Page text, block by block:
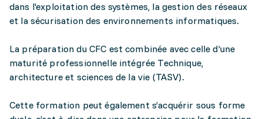
dans l'exploitation des systèmes, la gestion des réseaux
et la sécurisation des environnements informatiques.
La préparation du CFC est combinée avec celle d’une
maturité professionnelle intégrée Technique,
architecture et sciences de la vie (TASV).
Cette formation peut également s’acquérir sous forme